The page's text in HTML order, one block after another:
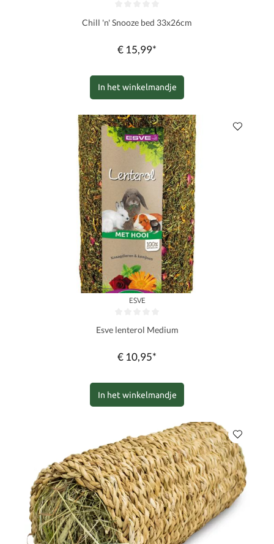
Chill 'n' Snooze bed 33x26cm
€ 15,99*
In het winkelmandje
ESVE
Esve lenterol Medium
€ 10,95*
In het winkelmandje